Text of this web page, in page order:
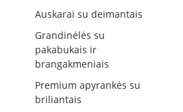
Auskarai su deimantais
Grandinėlės su
pakabukais ir
brangakmeniais
Premium apyrankės su
briliantais